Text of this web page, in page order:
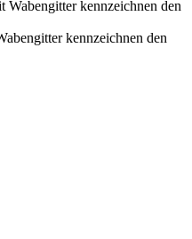
kennzeichnen den